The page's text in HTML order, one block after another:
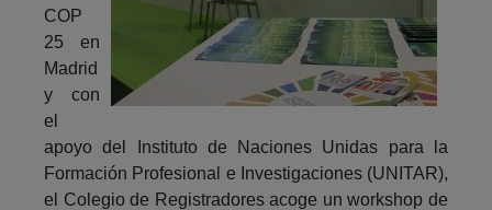
COP
25 en
Madrid
y con
el
apoyo del Instituto de Naciones Unidas para la
Formación Profesional e Investigaciones (UNITAR),
el Colegio de Registradores acoge un workshop de